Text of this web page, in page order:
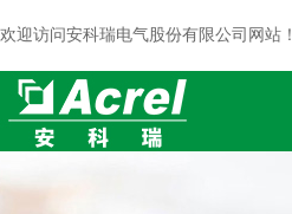
欢迎访问安科瑞电气股份有限公司网站！